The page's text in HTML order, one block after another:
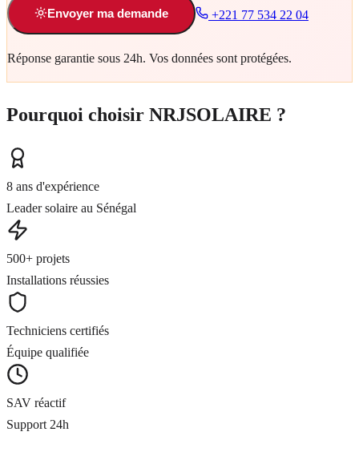
Envoyer ma demande +221 77 534 22 04
Réponse garantie sous 24h. Vos données sont protégées.
Pourquoi choisir NRJSOLAIRE ?
8 ans d'expérience
Leader solaire au Sénégal
500+ projets
Installations réussies
Techniciens certifiés
Équipe qualifiée
SAV réactif
Support 24h